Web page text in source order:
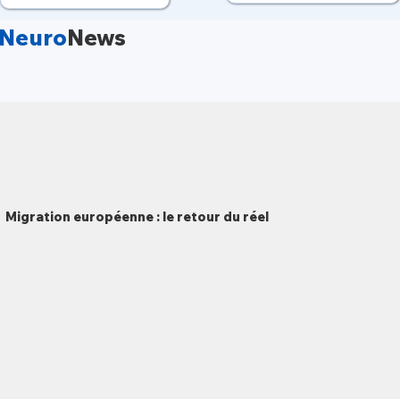
News
Migration européenne : le retour du réel